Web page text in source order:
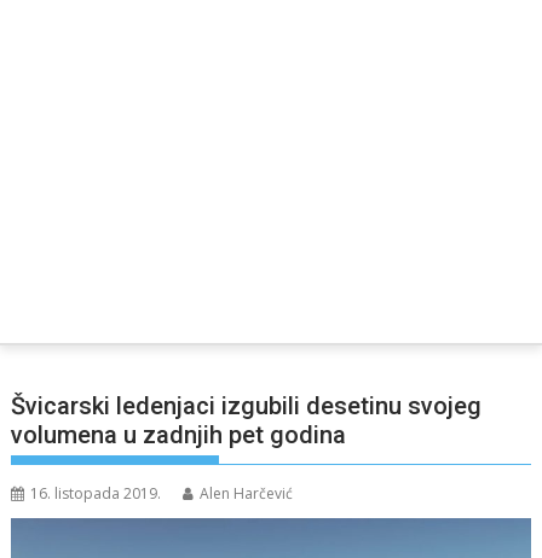
Švicarski ledenjaci izgubili desetinu svojeg
volumena u zadnjih pet godina
16. listopada 2019. Alen Harčević